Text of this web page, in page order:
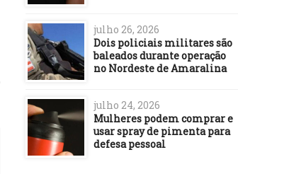
julho 26, 2026
Dois policiais militares são
baleados durante operação
no Nordeste de Amaralina
julho 24, 2026
Mulheres podem comprar e
usar spray de pimenta para
defesa pessoal